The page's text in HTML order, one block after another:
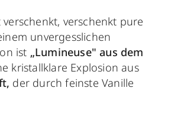
verschenkt pure
unvergesslichen
ist „Lumineuse" aus dem
kristallklare Explosion aus
der durch feinste Vanille